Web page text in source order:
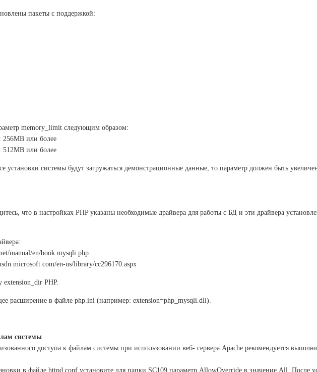
пакеты с поддержкой:
memory_limit следующим образом:
256MB или более
512MB или более
установки системы будут загружаться демонстрационные данные, то параметр должен быть
что в настройках PHP указаны необходимые драйвера для работы с БД и эти драйвера
manual/en/book.mysqli.php
en-us/library/cc296170.aspx
extension_dir PHP.
расширение в файле php.ini (например: extension=php_mysqli.dll).
системы
доступа к файлам системы при использовании веб- сервера Apache рекомендуется
в файле httpd.conf установите для папки SC109 параметр AllowOverride в значение All. После